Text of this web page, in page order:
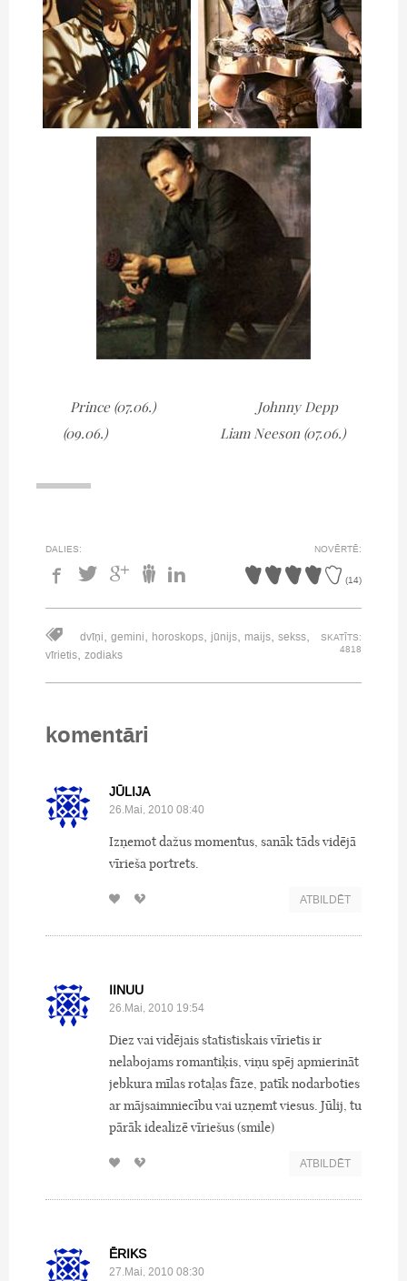
Prince (07.06.) Johnny Depp
(09.06.) Liam Neeson (07.06.)
DALIES: NOVĒRTĒ:
(14)
dvīņi, gemini, horoskops, jūnijs, maijs, sekss,
vīrietis, zodiaks
SKATĪTS:
4818
komentāri
JŪLIJA
26.Mai, 2010 08:40
Izņemot dažus momentus, sanāk tāds vidējā
vīrieša portrets.
ATBILDĒT
IINUU
26.Mai, 2010 19:54
Diez vai vidējais statistiskais vīrietis ir
nelabojams romantiķis, viņu spēj apmierināt
jebkura mīlas rotaļas fāze, patīk nodarboties
ar mājsaimniecību vai uzņemt viesus. Jūlij, tu
pārāk idealizē vīriešus (smile)
ATBILDĒT
ĒRIKS
27.Mai, 2010 08:30